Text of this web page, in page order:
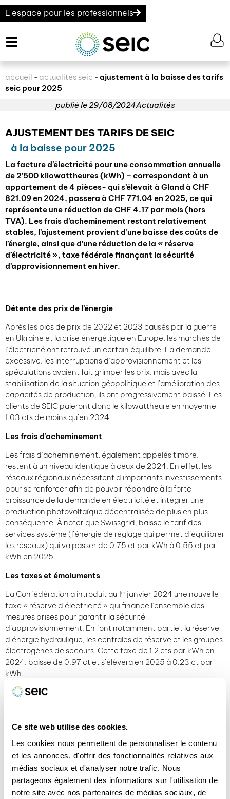
Ce site web utilise des cookies.
Les cookies nous permettent de personnaliser le contenu
et les annonces, d'offrir des fonctionnalités relatives aux
médias sociaux et d'analyser notre trafic. Nous
partageons également des informations sur l'utilisation de
notre site avec nos partenaires de médias sociaux, de
L'espace pour les professionnels
accueil - actualités seic - ajustement à la baisse des tarifs
seic pour 2025
publié le29/08/2024Actualités
AJUSTEMENT DES TARIFS DE SEIC
à la baisse pour 2025
La facture d’électricité pour une consommation annuelle
de 2’500 kilowattheures (kWh) – correspondant à un
appartement de 4 pièces- qui s’élevait à Gland à CHF
821.09 en 2024, passera à CHF 771.04 en 2025, ce qui
représente une réduction de CHF 4.17 par mois (hors
TVA). Les frais d’acheminement restant relativement
stables, l’ajustement provient d’une baisse des coûts de
l’énergie, ainsi que d’une réduction de la « réserve
d’électricité », taxe fédérale finançant la sécurité
d’approvisionnement en hiver.
Détente des prix de l’énergie
Après les pics de prix de 2022 et 2023 causés par la guerre
en Ukraine et la crise énergétique en Europe, les marchés de
l’électricité ont retrouvé un certain équilibre. La demande
excessive, les interruptions d’approvisionnement et les
spéculations avaient fait grimper les prix, mais avec la
stabilisation de la situation géopolitique et l’amélioration des
capacités de production, ils ont progressivement baissé. Les
clients de SEIC paieront donc le kilowattheure en moyenne
1.03 cts de moins qu’en 2024.
Les frais d’acheminement
Les frais d’acheminement, également appelés timbre,
restent à un niveau identique à ceux de 2024. En effet, les
réseaux régionaux nécessitent d’importants investissements
pour se renforcer afin de pouvoir répondre à la forte
croissance de la demande en électricité et intégrer une
production photovoltaïque décentralisée de plus en plus
conséquente. À noter que Swissgrid, baisse le tarif des
services système (l’énergie de réglage qui permet d’équilibrer
les réseaux) qui va passer de 0.75 ct par kWh à 0.55 ct par
kWh en 2025.
Les taxes et émoluments
La Confédération a introduit au 1er janvier 2024 une nouvelle
taxe « réserve d’électricité » qui finance l’ensemble des
mesures prises pour garantir la sécurité
d’approvisionnement. En font notamment partie : la réserve
d’énergie hydraulique, les centrales de réserve et les groupes
électrogènes de secours. Cette taxe de 1.2 cts par kWh en
2024, baisse de 0.97 ct et s’élèvera en 2025 à 0.23 ct par
kWh.
En général
ménage vivant dans un appartement de 4 pièces
– à Gland: de CHF 821.09 en 2024 à CHF 771.04, soit une
baisse d’environ 6.1%
– à Prangins: de CHF 781.09 en 2024 à CHF 731.04, soit une
baisse d’environ 6.4%.